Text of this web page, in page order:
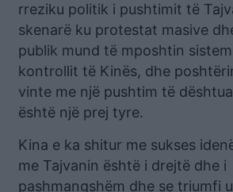
rreziku politik i pushtimit të
skenarë ku protestat masive
publik mund të mposhtin
kontrollit të Kinës, dhe
vinte me një pushtim të
është një prej tyre.
Kina e ka shitur me sukses
me Tajvanin është i drejtë dhe i
pashmangshëm dhe se triumfi